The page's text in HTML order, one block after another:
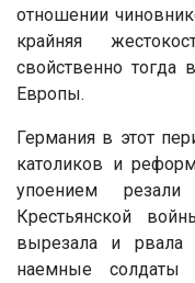
отношении
крайняя
свойственно тогда
Европы.
Германия в этот
католиков и
упоением
Крестьянской
вырезала и рвала
наемные